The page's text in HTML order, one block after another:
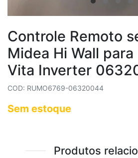
Controle Remoto
Midea Hi Wall
Vita Inverter
COD: RUMO6769-06320044
Sem estoque
Produtos